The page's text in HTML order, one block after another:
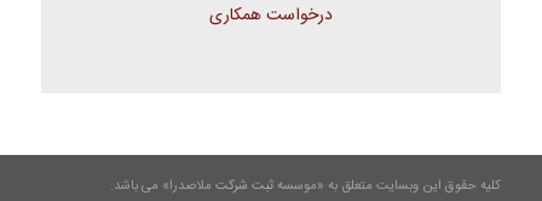
درخواست همکاری
کلیه حقوق این وبسایت متعلق به «موسسهثبت شرکتملاصدرا» می باشد.